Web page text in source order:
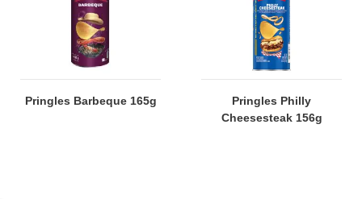
Pringles Barbeque 165g
Pringles Philly
Cheesesteak 156g